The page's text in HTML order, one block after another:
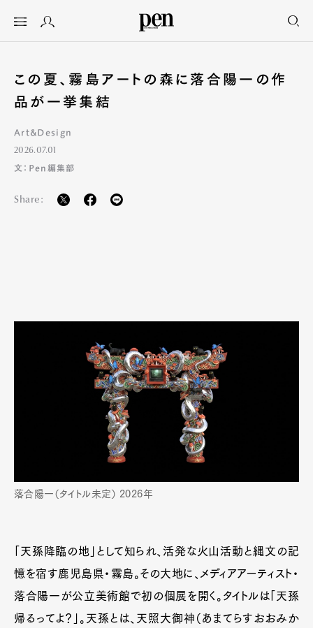
この夏、霧島アートの森に落合陽一の作
品が一挙集結
Art&Design
2026.07.01
文：Pen編集部
Share:
落合陽一（タイトル未定） 2026年
「天孫降臨の地」として知られ、活発な火山活動と縄文の記
憶を宿す鹿児島県・霧島。その大地に、メディアアーティスト・
落合陽一が公立美術館で初の個展を開く。タイトルは「天孫
帰るってよ？」。天孫とは、天照大御神（あまてらすおおみか